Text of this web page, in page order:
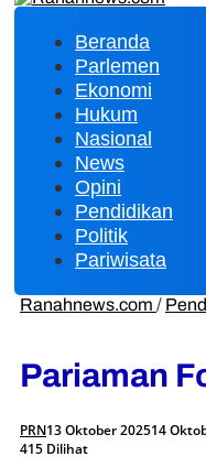
Beranda
Parlemen
Ekonomi
Hukum
Nasional
News
Opini
Pendidikan
Politik
Pariwisata
Ranahnews.com /
Pariaman
PRN13 Oktober 202514
415 Dilihat